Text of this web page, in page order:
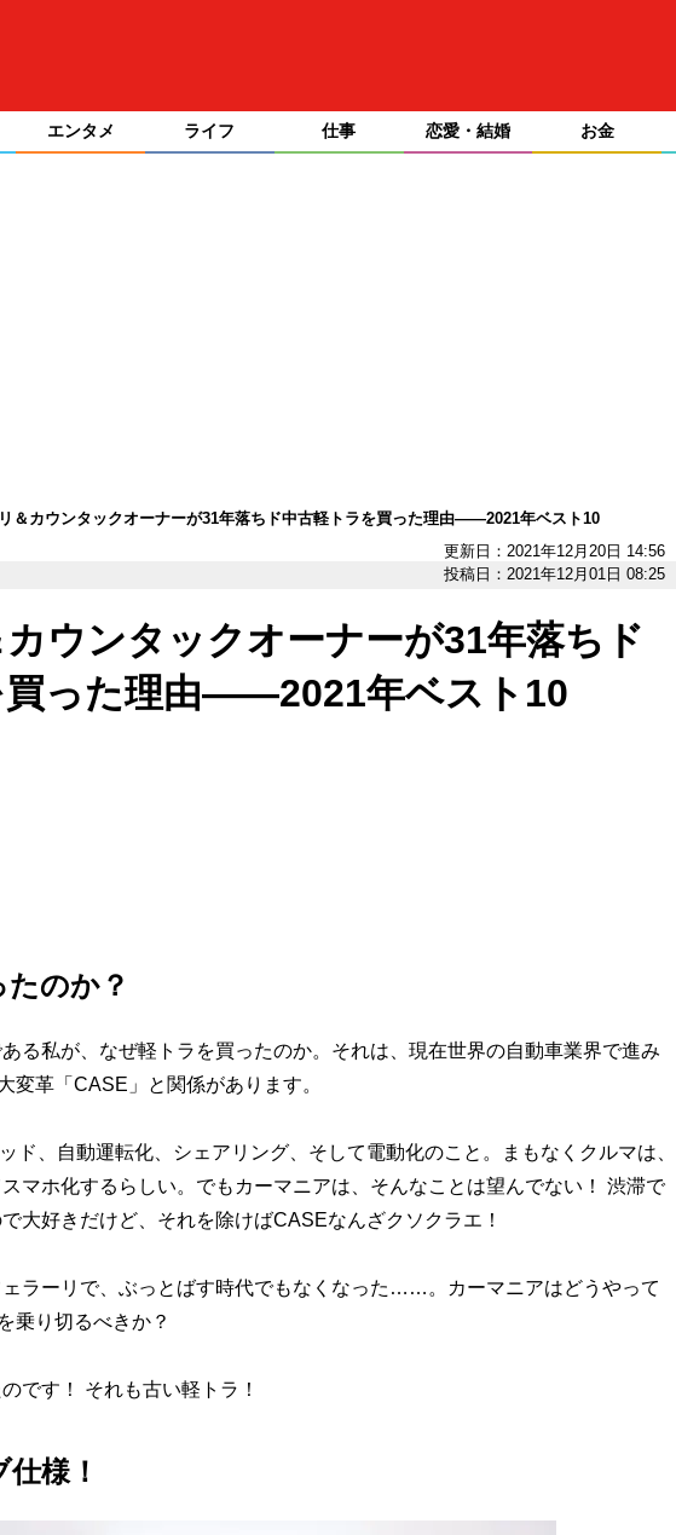
エンタメ ライフ 仕事 恋愛・結婚 お金
＆カウンタックオーナーが31年落ちド中古軽トラを買った理由――2021年ベスト10
更新日：2021年12月20日 14:56
投稿日：2021年12月01日 08:25
ウンタックオーナーが31年落ちド
買った理由――2021年ベスト10
のか？
る私が、なぜ軽トラを買ったのか。それは、現在世界の自動車業界で進み
変革「CASE」と関係があります。
、自動運転化、シェアリング、そして電動化のこと。まもなくクルマは、
マホ化するらしい。でもカーマニアは、そんなことは望んでない！ 渋滞で
大好きだけど、それを除けばCASEなんざクソクラエ！
ラーリで、ぶっとばす時代でもなくなった……。カーマニアはどうやって
乗り切るべきか？
です！ それも古い軽トラ！
様！